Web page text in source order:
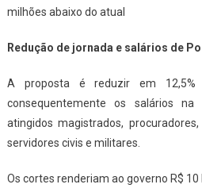
milhões abaixo do atual
Redução de jornada e salários de
A proposta é reduzir em
consequentemente os salários na
atingidos magistrados,
servidores civis e militares.
Os cortes renderiam ao governo R$ 10